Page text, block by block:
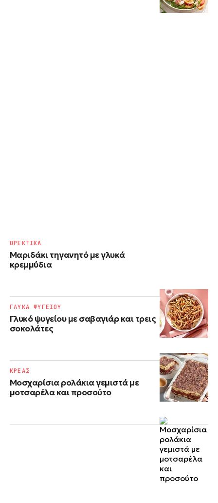
Μαριδάκι τηγανητό με γλυκά
κρεμμύδια
ΟΡΕΚΤΙΚΑ
Γλυκό ψυγείου με σαβαγιάρ και τρεις
σοκολάτες
ΓΛΥΚΑ ΨΥΓΕΙΟΥ
Μοσχαρίσια ρολάκια γεμιστά με
μοτσαρέλα και προσούτο
ΚΡΕΑΣ